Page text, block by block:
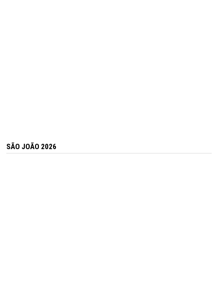
SÃO JOÃO 2026